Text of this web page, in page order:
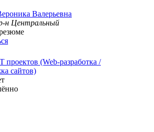
Валерьевна
н Центральный
(Web-разработка /
сайтов)